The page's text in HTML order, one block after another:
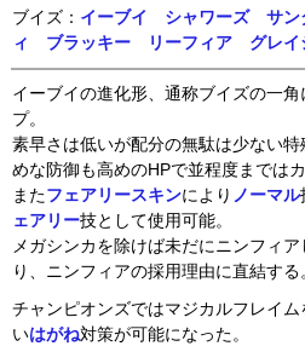
ブイズ： イーブイ シャワーズ サン
ィ
ブラッキー リーフィア グレイ
イーブイの進化形、通称ブイズの一角
プ。
素早さは低いが配分の無駄は少ない
めな防御も高めのHPで並程度まではカ
またフェアリースキンにより ノーマル
ェアリー技として使用可能。
メガシンカを除けば未だにニンフィ
り、ニンフィアの採用理由に直結する
チャンピオンズではマジカルフレイ
いはがね対策が可能になった。